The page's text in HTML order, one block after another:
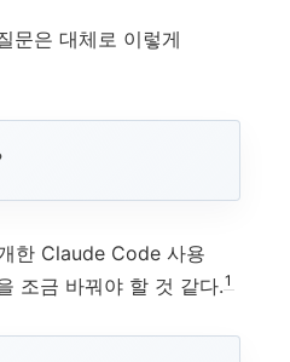
문은 대체로 이렇게
한 Claude Code 사용
조금 바꿔야 할 것 같다.1